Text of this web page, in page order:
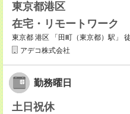
東京都港区
在宅・リモートワーク
東京都 港区 「田町（東京都）駅」
アデコ株式会社
勤務曜日
土日祝休